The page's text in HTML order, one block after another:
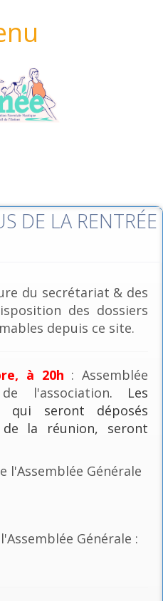
DE LA RENTRÉE
du secrétariat & des
des dossiers
depuis ce site.
à 20h : Assemblée
l'association. Les
qui seront déposés
de la réunion, seront
l'Assemblée Générale
Générale :